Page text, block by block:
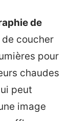
de
coucher
pour
chaudes
peut
image